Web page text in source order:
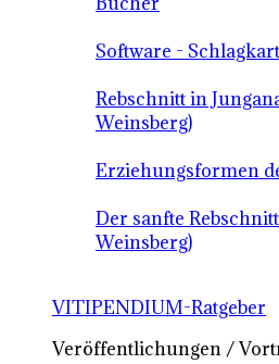
Software -
Rebschnitt in
Weinsberg)
Erziehungsformen
Der sanfte
Weinsberg)
VITIPENDIUM-Ratgeber
Veröffentlichungen /